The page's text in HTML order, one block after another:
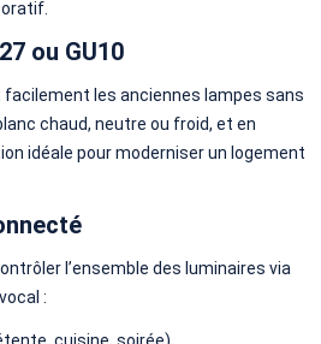
ou GU10
les anciennes lampes sans
chaud, neutre ou froid, et en
idéale pour moderniser un logement
l’ensemble des luminaires via
:
cuisine, soirée),